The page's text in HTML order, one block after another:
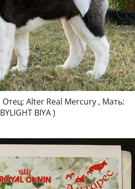
Отец: Alter Real Mercury , Мать:
BIYA )